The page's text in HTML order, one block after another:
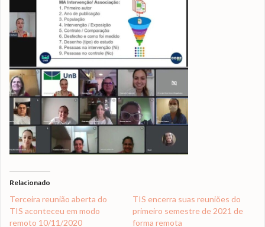
Relacionado
Terceira reunião aberta do
TIS aconteceu em modo
remoto 10/11/2020
TIS encerra suas reuniões do
primeiro semestre de 2021 de
forma remota